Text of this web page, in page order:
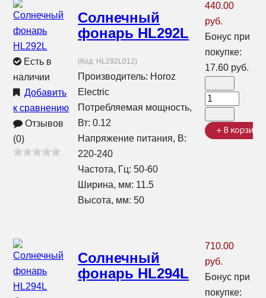
Есть в
наличии
Добавить
к сравнению
Отзывов
(0)
Солнечный
фонарь HL292L
(Код: HL292L012)
Производитель: Horoz
Electric
Потребляемая мощность,
Вт: 0.12
Напряжение питания, В:
220-240
Частота, Гц: 50-60
Ширина, мм: 11.5
Высота, мм: 50
440.00
руб.
Бонус при
покупке:
17.60 руб.
Солнечный
фонарь HL294L
710.00
руб.
Бонус при
покупке: